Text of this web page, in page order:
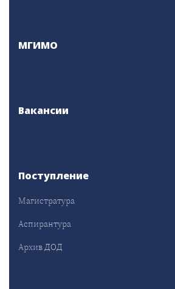
МГИМО
Вакансии
Поступление
Магистратура
Аспирантура
Архив ДОД